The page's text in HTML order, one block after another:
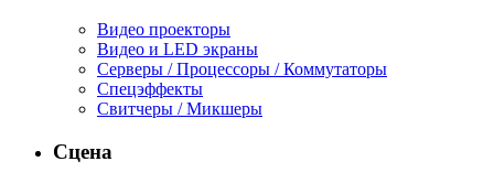
Видео проекторы
Видео и LED экраны
Серверы / Процессоры / Коммутаторы
Спецэффекты
Свитчеры / Микшеры
Сцена